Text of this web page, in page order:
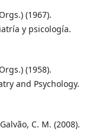
(1967).
y psicología.
(1958).
and Psychology.
C. M. (2008).